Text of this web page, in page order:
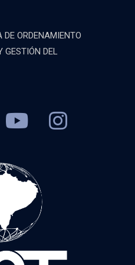
DE ORDENAMIENTO
GESTIÓN DEL